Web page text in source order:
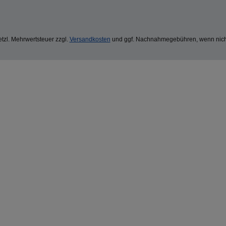
Mehrwertsteuer zzgl. Versandkosten und ggf. Nachnahmegebühren, wenn